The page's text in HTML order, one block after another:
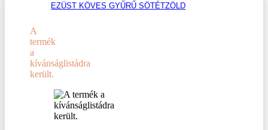
EZÜST KÖVES GYŰRŰ SÖTÉTZÖLD
A
termék
a
kívánságlistádra
került.